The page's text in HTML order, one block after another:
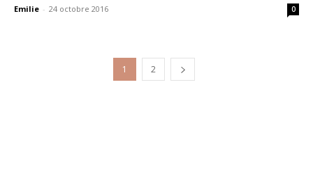
Emilie - 24 octobre 2016 0
1 2